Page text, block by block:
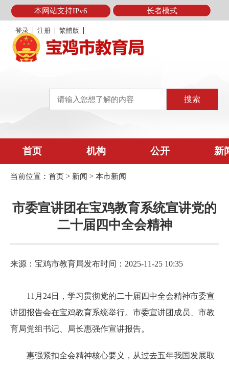
本网站支持IPv6 长者模式
登录 注册 繁體版
首页 机构 公开 新
当前位置： 首页 > 新闻 > 本市新闻
市委宣讲团在宝鸡教育系统宣讲党的
二十届四中全会精神
来源：宝鸡市教育局发布时间：2025-11-25 10:35
11月 24日，学习贯彻党的二十届四中全会精神市委宣
讲团报告会在宝鸡教育系统举行。市委宣讲团成员、市教
育局党组书记、局长惠强作宣讲报告。
惠强紧扣全会精神核心要义，从过去五年我国发展取